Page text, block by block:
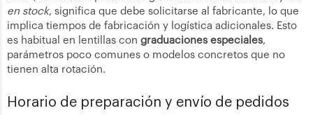
en stock, significa que debe solicitarse al fabricante, lo que
implica tiempos de fabricación y logística adicionales. Esto
es habitual en lentillas con graduaciones especiales,
parámetros poco comunes o modelos concretos que no
tienen alta rotación.
Horario de preparación y envío de pedidos